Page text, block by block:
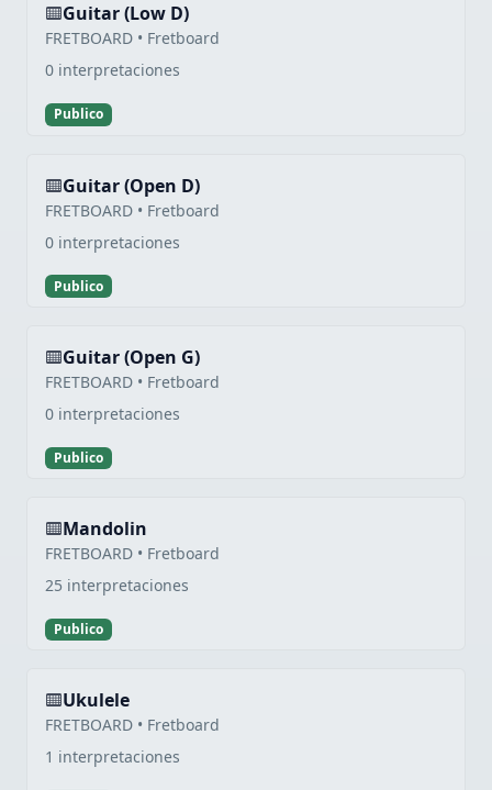
Guitar (Low D)
FRETBOARD • Fretboard
0 interpretaciones
Publico
Guitar (Open D)
FRETBOARD • Fretboard
0 interpretaciones
Publico
Guitar (Open G)
FRETBOARD • Fretboard
0 interpretaciones
Publico
Mandolin
FRETBOARD • Fretboard
25 interpretaciones
Publico
Ukulele
FRETBOARD • Fretboard
1 interpretaciones